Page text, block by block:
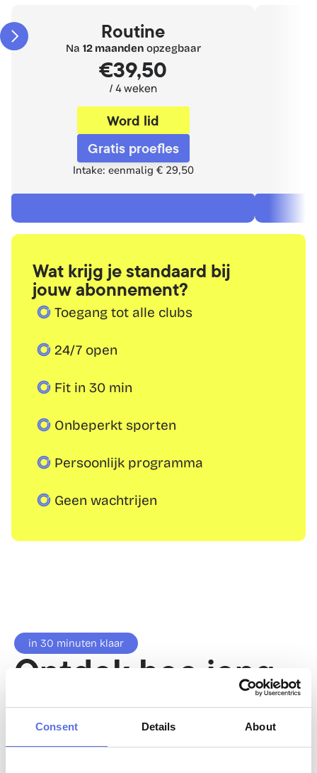
Consent Details About
Routine
Na 12 maanden opzegbaar
€39,50
/ 4 weken
Word lid
Gratis proefles
Intake: eenmalig € 29,50
Wat krijg je standaard bij
jouw abonnement?
Toegang tot alle clubs
24/7 open
Fit in 30 min
Onbeperkt sporten
Persoonlijk programma
Geen wachtrijen
in 30 minuten klaar
Ontdek hoe jong
jouw lichaam écht
is